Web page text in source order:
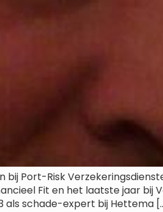
bij Port-Risk
Fit en het laatste jaar
als schade-expert bij Hettema